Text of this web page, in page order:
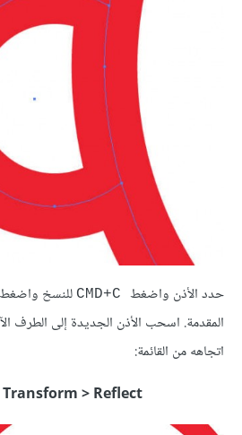
حدد الأذن واضغط للنسخ واضغط
المقدمة. اسحب الأذن الجديدة إلى الطرف
اتجاهه من القائمة:
> Reflect